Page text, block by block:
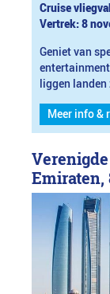
Cruise
Vertrek: 8
Geniet van
liggen
Meer info &
Emiraten,